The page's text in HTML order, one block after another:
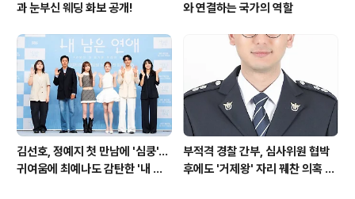
과 눈부신 웨딩 화보 공개!
와 연결하는 국가의 역할
김선호, 정예지 첫 만남에 '심쿵'…
귀여움에 최예나도 감탄한 '내 남
부적격 경찰 간부, 심사위원 협박
후에도 '거제왕' 자리 꿰찬 의혹 진